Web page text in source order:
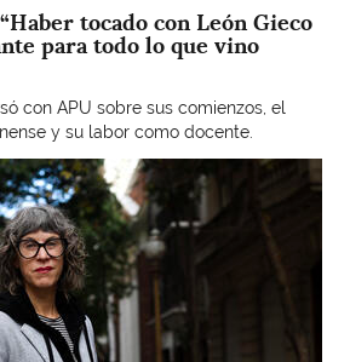
tocado con León Gieco
para todo lo que vino
con APU sobre sus comienzos, el
y su labor como docente.